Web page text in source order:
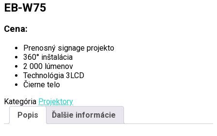
EB-W75
Cena:
Prenosný signage projekto
360° inštalácia
2 000 lúmenov
Technológia 3LCD
Čierne telo
Kategória Projektory
Popis
Ďalšie informácie